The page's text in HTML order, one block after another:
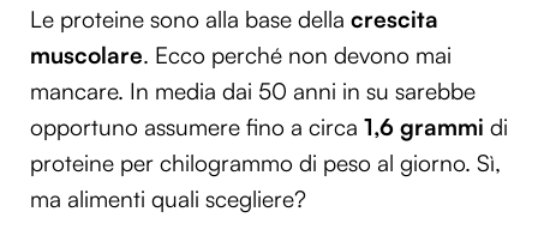
Le proteine sono alla base della crescita
muscolare. Ecco perché non devono mai
mancare. In media dai 50 anni in su sarebbe
opportuno assumere fino a circa 1,6 grammi di
proteine per chilogrammo di peso al giorno. Sì,
ma alimenti quali scegliere?